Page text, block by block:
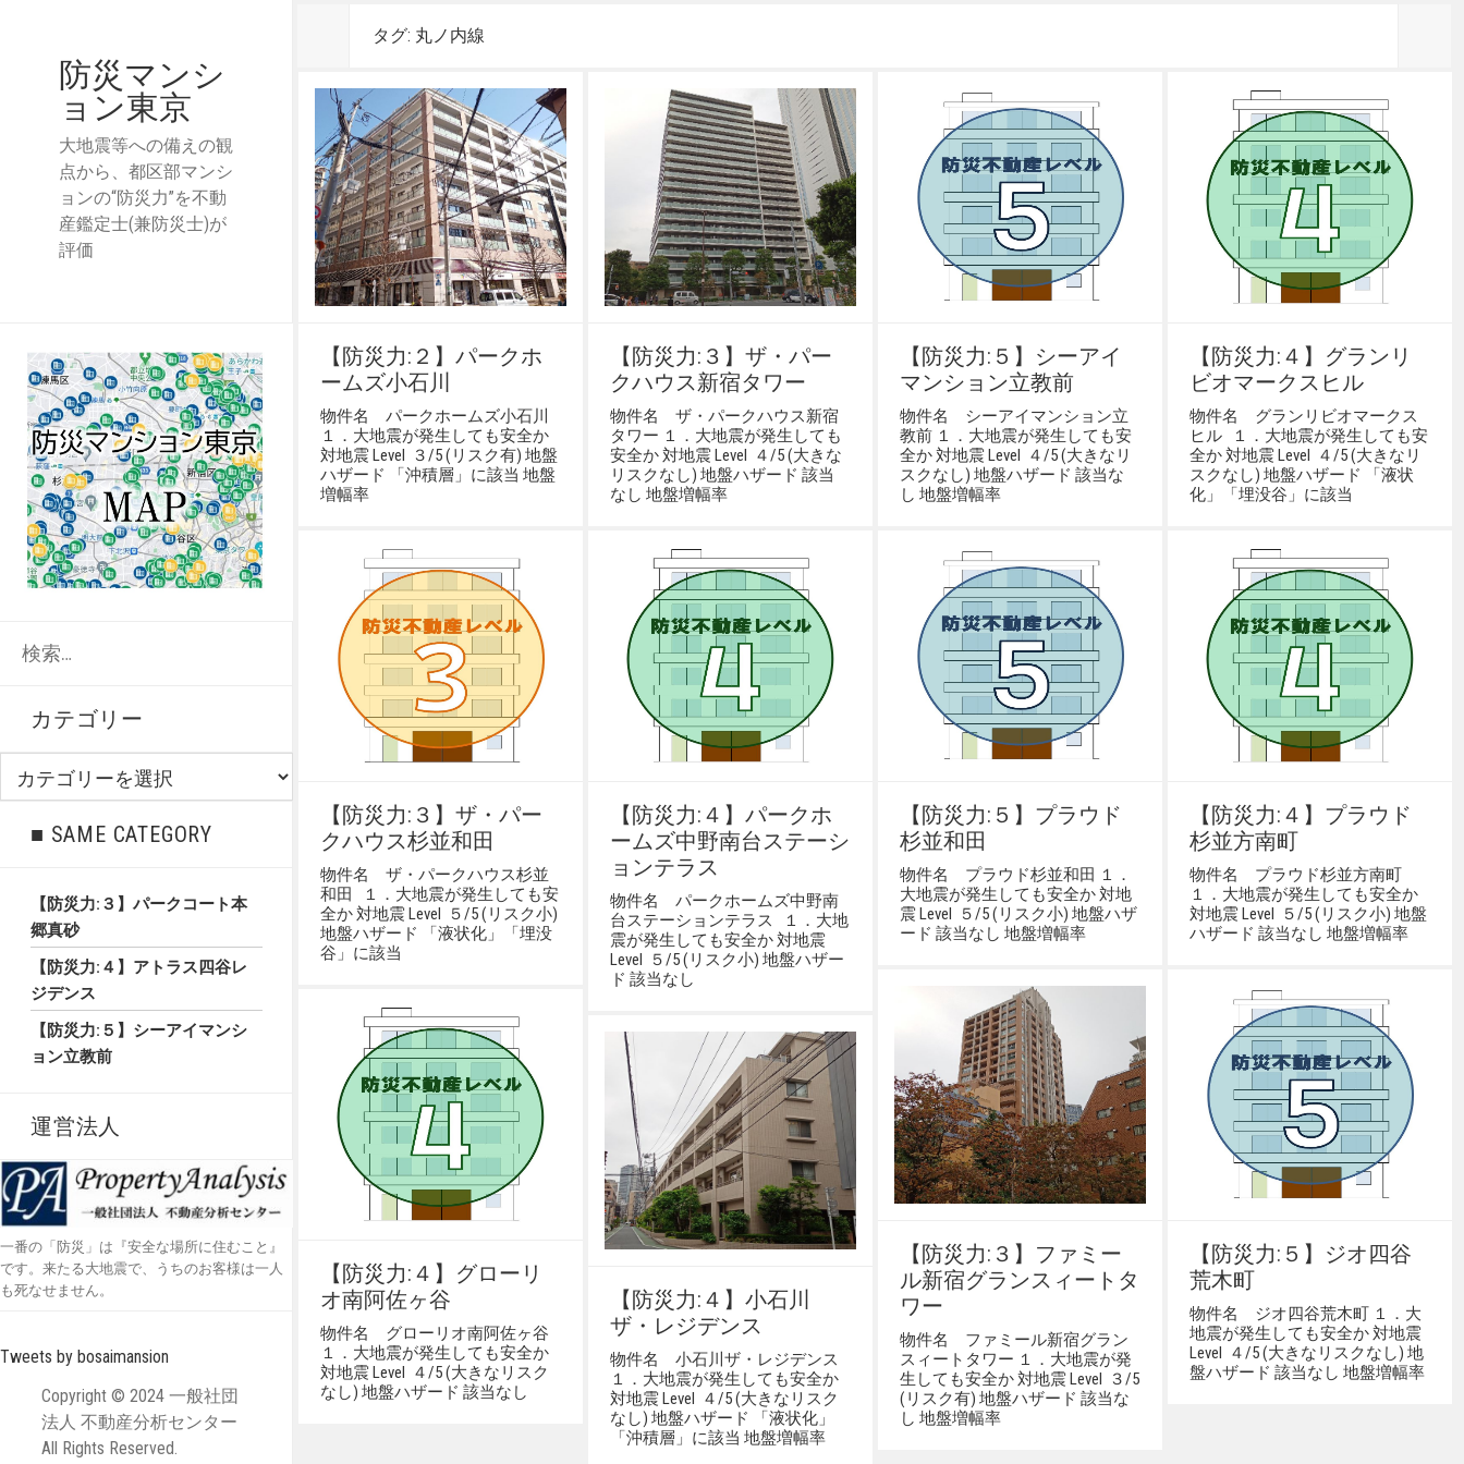
防災マンシ
ョン東京
大地震等への備えの観
点から、都区部マンシ
ョンの“防災力”を不動
産鑑定士(兼防災士)が
評価
カテゴリー
■ SAME CATEGORY
【防災力:３】パークコート本
郷真砂
【防災力:４】アトラス四谷レ
ジデンス
【防災力:５】シーアイマンシ
ョン立教前
運営法人
一番の「防災」は『安全な場所に住むこと』
です。来たる大地震で、うちのお客様は一人
も死なせません。
Tweets by bosaimansion
Copyright © 2024 一般社団
法人 不動産分析センター
All Rights Reserved.
タグ: 丸ノ内線
【防災力:２】パークホ
ームズ小石川
物件名 パークホームズ小石川
１．大地震が発生しても安全か
対地震 Level ３/5 (リスク有) 地盤
ハザード 「沖積層」に該当 地盤
増幅率
【防災力:３】ザ・パー
クハウス新宿タワー
物件名 ザ・パークハウス新宿
タワー １．大地震が発生しても
安全か 対地震 Level ４/5 (大きな
リスクなし) 地盤ハザード 該当
なし 地盤増幅率
【防災力:５】シーアイ
マンション立教前
物件名 シーアイマンション立
教前 １．大地震が発生しても安
全か 対地震 Level ４/5 (大きなリ
スクなし) 地盤ハザード 該当な
し 地盤増幅率
【防災力:４】グランリ
ビオマークスヒル
物件名 グランリビオマークス
ヒル １．大地震が発生しても安
全か 対地震 Level ４/5 (大きなリ
スクなし) 地盤ハザード 「液状
化」「埋没谷」に該当
【防災力:３】ザ・パー
クハウス杉並和田
物件名 ザ・パークハウス杉並
和田 １．大地震が発生しても安
全か 対地震 Level ５/5 (リスク小)
地盤ハザード 「液状化」「埋没
谷」に該当
【防災力:４】パークホ
ームズ中野南台ステーシ
ョンテラス
物件名 パークホームズ中野南
台ステーションテラス １．大地
震が発生しても安全か 対地震
Level ５/5 (リスク小) 地盤ハザー
ド 該当なし
【防災力:５】プラウド
杉並和田
物件名 プラウド杉並和田 １．
大地震が発生しても安全か 対地
震 Level ５/5 (リスク小) 地盤ハザ
ード 該当なし 地盤増幅率
【防災力:４】プラウド
杉並方南町
物件名 プラウド杉並方南町
１．大地震が発生しても安全か
対地震 Level ５/5 (リスク小) 地盤
ハザード 該当なし 地盤増幅率
【防災力:３】ファミー
ル新宿グランスィートタ
ワー
物件名 ファミール新宿グラン
スィートタワー １．大地震が発
生しても安全か 対地震 Level ３/5
(リスク有) 地盤ハザード 該当な
し 地盤増幅率
【防災力:５】ジオ四谷
荒木町
物件名 ジオ四谷荒木町 １．大
地震が発生しても安全か 対地震
Level ４/5 (大きなリスクなし) 地
盤ハザード 該当なし 地盤増幅率
【防災力:４】グローリ
オ南阿佐ヶ谷
物件名 グローリオ南阿佐ヶ谷
１．大地震が発生しても安全か
対地震 Level ４/5 (大きなリスク
なし) 地盤ハザード 該当なし
【防災力:４】小石川
ザ・レジデンス
物件名 小石川ザ・レジデンス
１．大地震が発生しても安全か
対地震 Level ４/5 (大きなリスク
なし) 地盤ハザード 「液状化」
「沖積層」に該当 地盤増幅率